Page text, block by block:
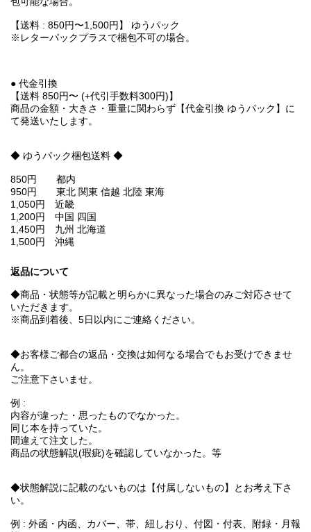
【送料 : 850円〜1,500円】 ゆうパック
※レターパックプラスで梱包不可の場合。
● 代金引換
【送料 850円〜 (+代引手数料300円)】
商品の金額・大きさ・重量に関わらず【代金引換 ゆうパック】に
て発送いたします。
◆ ゆうパック梱包送料 ◆
850円 都内
950円 東北 関東 信越 北陸 東海
1,050円 近畿
1,200円 中国 四国
1,450円 九州 北海道
1,500円 沖縄
返品について
◆商品・状態等が記載と明らかに異なった場合のみご対応させて
いただきます。
※商品到着後、5日以内にご連絡ください。
◆お客様ご都合の返品・交換は如何なる場合でもお受けできませ
ん。
ご注意下さいませ。
例 :
内容が違った・思ったものでなかった。
同じ本を持っていた。
間違えて注文した。
商品の状態解説(瑕疵)を確認していなかった。等
◆状態解説に記載のないものは【付属しないもの】とお考え下さ
い。
例 : 外函・内函、カバー、帯、紐しおり、付図・付表、附録・月報